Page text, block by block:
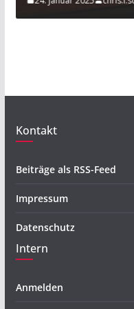
Kontakt
Beiträge als RSS-Feed
Impressum
Datenschutz
Intern
Anmelden